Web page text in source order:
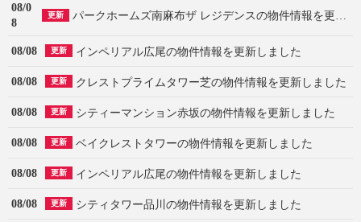
08/0
8
更新 パークホームズ南麻布ザ レジデンスの物件情報を更新しました
08/08 更新 インペリアル広尾の物件情報を更新しました
08/08 更新 クレストプライムタワー芝の物件情報を更新しました
08/08 更新 シティーマンション赤坂の物件情報を更新しました
08/08 更新 ベイクレストタワーの物件情報を更新しました
08/08 更新 インペリアル広尾の物件情報を更新しました
08/08 更新 シティタワー品川の物件情報を更新しました